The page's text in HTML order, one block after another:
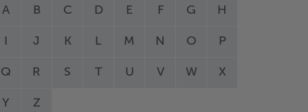
A B C D E F G H
J K L M N O P
Q R S T U V W X
Y Z